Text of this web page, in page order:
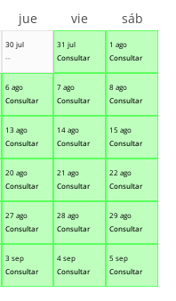
30 jul
--
31 jul
Consultar
1 ago
Consultar
6 ago
Consultar
7 ago
Consultar
8 ago
Consultar
13 ago
Consultar
14 ago
Consultar
15 ago
Consultar
20 ago
Consultar
21 ago
Consultar
22 ago
Consultar
27 ago
Consultar
28 ago
Consultar
29 ago
Consultar
3 sep
Consultar
4 sep
Consultar
5 sep
Consultar
jue vie sáb